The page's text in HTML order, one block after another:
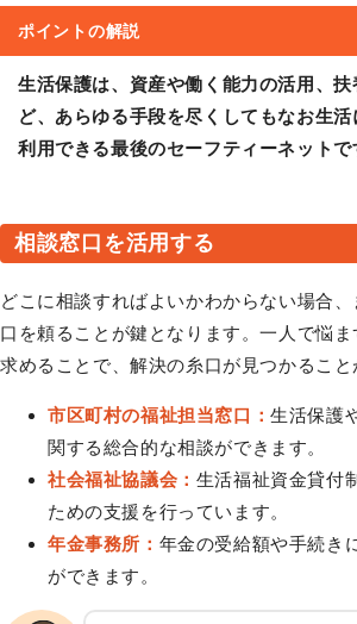
ポイントの解説
生活保護は、資産や働く能力の活用、
ど、あらゆる手段を尽くしてもなお生
利用できる最後のセーフティーネットで
相談窓口を活用する
どこに相談すればよいかわからない場合
口を頼ることが鍵となります。一人で悩
求めることで、解決の糸口が見つかること
市区町村の福祉担当窓口：生活保護
関する総合的な相談ができます。
社会福祉協議会： 生活福祉資金貸付
ための支援を行っています。
年金事務所： 年金の受給額や手続き
ができます。